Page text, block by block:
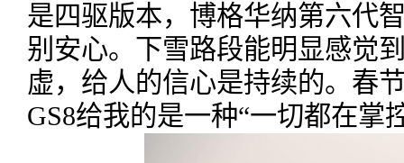
是四驱版本，博格华纳第六代
别安心。下雪路段能明显感觉
虚，给人的信心是持续的。春
GS8给我的是一种“一切都在掌